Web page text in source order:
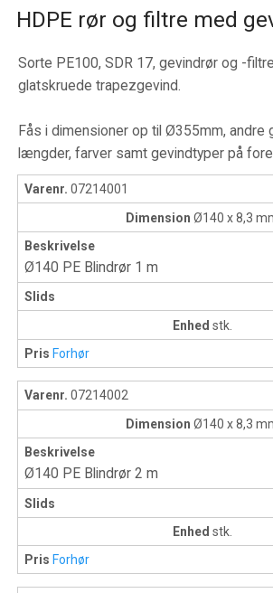
HDPE rør og filtre med
Sorte PE100, SDR 17, gevindrør og -
glatskruede trapezgevind.
Fås i dimensioner op til Ø355mm, andre
længder, farver samt gevindtyper på
Varenr. 07214001
Dimension Ø140 x 8,3
Beskrivelse
Ø140 PE Blindrør 1 m
Slids
Enhed stk.
Pris Forhør
Varenr. 07214002
Dimension Ø140 x 8,3
Beskrivelse
Ø140 PE Blindrør 2 m
Slids
Enhed stk.
Pris Forhør